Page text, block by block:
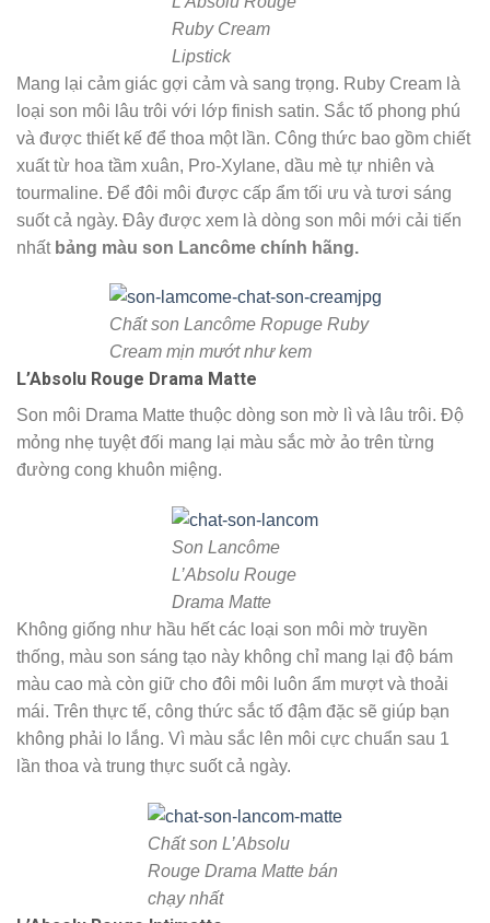
Ruby Cream
Lipstick
Mang lại cảm giác gợi cảm và sang trọng. Ruby Cream là
loại son môi lâu trôi với lớp finish satin. Sắc tố phong phú
và được thiết kế để thoa một lần. Công thức bao gồm chiết
xuất từ hoa tầm xuân, Pro-Xylane, dầu mè tự nhiên và
tourmaline. Để đôi môi được cấp ẩm tối ưu và tươi sáng
suốt cả ngày. Đây được xem là dòng son môi mới cải tiến
nhất bảng màu son Lancôme chính hãng.
Chất son Lancôme Ropuge Ruby
Cream mịn mướt như kem
L’Absolu Rouge Drama Matte
Son môi Drama Matte thuộc dòng son mờ lì và lâu trôi. Độ
mỏng nhẹ tuyệt đối mang lại màu sắc mờ ảo trên từng
đường cong khuôn miệng.
Son Lancôme
L’Absolu Rouge
Drama Matte
Không giống như hầu hết các loại son môi mờ truyền
thống, màu son sáng tạo này không chỉ mang lại độ bám
màu cao mà còn giữ cho đôi môi luôn ẩm mượt và thoải
mái. Trên thực tế, công thức sắc tố đậm đặc sẽ giúp bạn
không phải lo lắng. Vì màu sắc lên môi cực chuẩn sau 1
lần thoa và trung thực suốt cả ngày.
Chất son L’Absolu
Rouge Drama Matte bán
chạy nhất